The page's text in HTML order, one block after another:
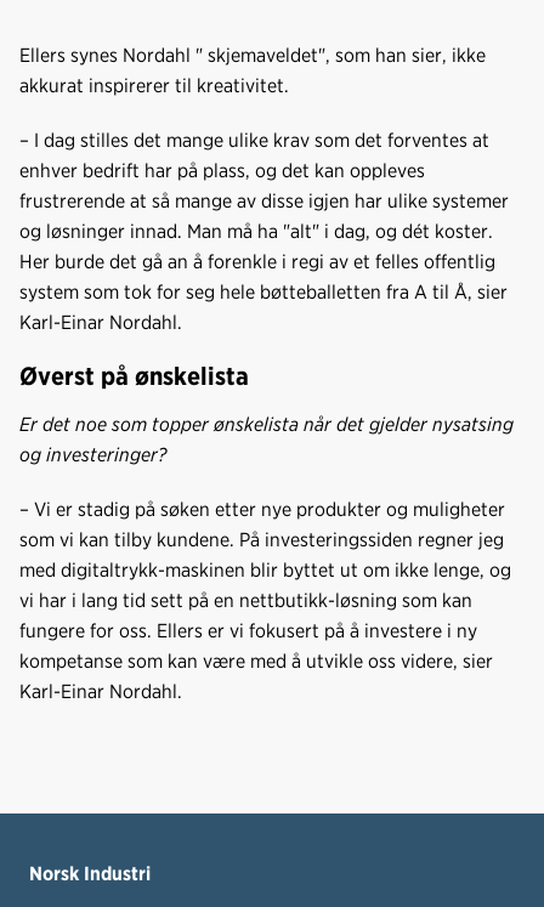
Ellers synes Nordahl " skjemaveldet", som han sier, ikke
akkurat inspirerer til kreativitet.
– I dag stilles det mange ulike krav som det forventes at
enhver bedrift har på plass, og det kan oppleves
frustrerende at så mange av disse igjen har ulike systemer
og løsninger innad. Man må ha "alt" i dag, og dét koster.
Her burde det gå an å forenkle i regi av et felles offentlig
system som tok for seg hele bøtteballetten fra A til Å, sier
Karl-Einar Nordahl.
Øverst på ønskelista
Er det noe som topper ønskelista når det gjelder nysatsing
og investeringer?
– Vi er stadig på søken etter nye produkter og muligheter
som vi kan tilby kundene. På investeringssiden regner jeg
med digitaltrykk-maskinen blir byttet ut om ikke lenge, og
vi har i lang tid sett på en nettbutikk-løsning som kan
fungere for oss. Ellers er vi fokusert på å investere i ny
kompetanse som kan være med å utvikle oss videre, sier
Karl-Einar Nordahl.
Norsk Industri